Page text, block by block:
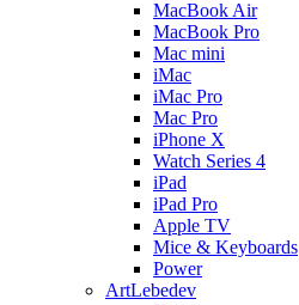
MacBook Air
MacBook Pro
Mac mini
iMac
iMac Pro
Mac Pro
iPhone X
Watch Series 4
iPad
iPad Pro
Apple TV
Mice & Keyboards
Power
ArtLebedev